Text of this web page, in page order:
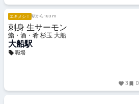
エキメシ！ 駅から183 m
刺身 生サーモン
鮨・酒・肴 杉玉 大船
大船駅
職場
3 0